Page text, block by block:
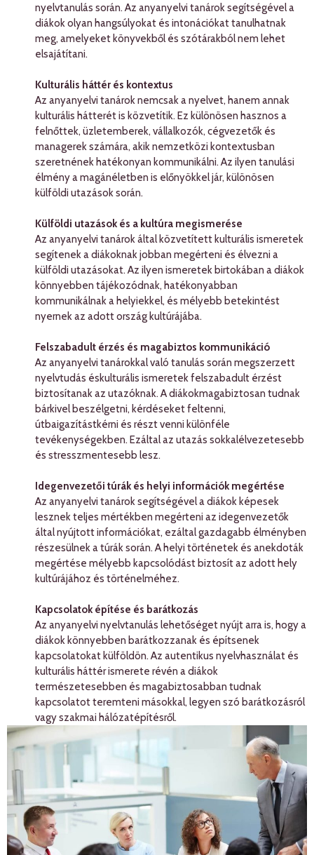
nyelvtanulás során. Az anyanyelvi tanárok segítségével a
diákok olyan hangsúlyokat és intonációkat tanulhatnak
meg, amelyeket könyvekből és szótárakból nem lehet
elsajátítani.
Kulturális háttér és kontextus
Az anyanyelvi tanárok nemcsak a nyelvet, hanem annak
kulturális hátterét is közvetítik. Ez különösen hasznos a
felnőttek, üzletemberek, vállalkozók, cégvezetők és
managerek számára, akik nemzetközi kontextusban
szeretnének hatékonyan kommunikálni. Az ilyen tanulási
élmény a magánéletben is előnyökkel jár, különösen
külföldi utazások során.
Külföldi utazások és a kultúra megismerése
Az anyanyelvi tanárok által közvetített kulturális ismeretek
segítenek a diákoknak jobban megérteni és élvezni a
külföldi utazásokat. Az ilyen ismeretek birtokában a diákok
könnyebben tájékozódnak, hatékonyabban
kommunikálnak a helyiekkel, és mélyebb betekintést
nyernek az adott ország kultúrájába.
Felszabadult érzés és magabiztos kommunikáció
Az anyanyelvi tanárokkal való tanulás során megszerzett
nyelvtudás éskulturális ismeretek felszabadult érzést
biztosítanak az utazóknak. A diákokmagabiztosan tudnak
bárkivel beszélgetni, kérdéseket feltenni,
útbaigazítástkérni és részt venni különféle
tevékenységekben. Ezáltal az utazás sokkalélvezetesebb
és stresszmentesebb lesz.
Idegenvezetői túrák és helyi információk megértése
Az anyanyelvi tanárok segítségével a diákok képesek
lesznek teljes mértékben megérteni az idegenvezetők
által nyújtott információkat, ezáltal gazdagabb élményben
részesülnek a túrák során. A helyi történetek és anekdoták
megértése mélyebb kapcsolódást biztosít az adott hely
kultúrájához és történelméhez.
Kapcsolatok építése és barátkozás
Az anyanyelvi nyelvtanulás lehetőséget nyújt arra is, hogy a
diákok könnyebben barátkozzanak és építsenek
kapcsolatokat külföldön. Az autentikus nyelvhasználat és
kulturális háttér ismerete révén a diákok
természetesebben és magabiztosabban tudnak
kapcsolatot teremteni másokkal, legyen szó barátkozásról
vagy szakmai hálózatépítésről.